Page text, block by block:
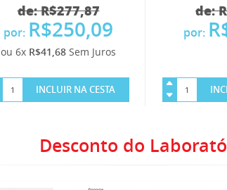
de: R$277,87
por: R$250,09
ou 6x R$41,68 Sem Juros
INCLUIR NA CESTA
de:
por:
Desconto do